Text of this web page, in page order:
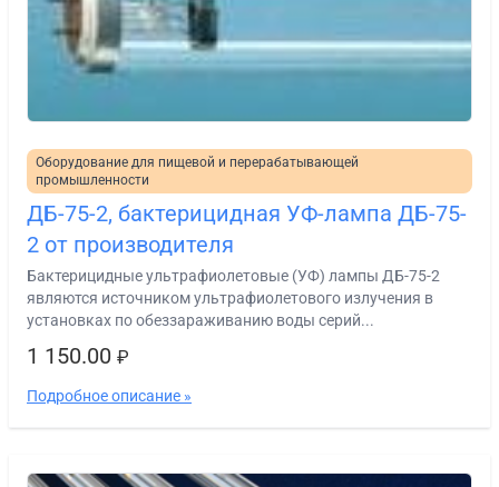
Оборудование для пищевой и перерабатывающей
промышленности
ДБ-75-2, бактерицидная УФ-лампа ДБ-75-
2 от производителя
Бактерицидные ультрафиолетовые (УФ) лампы ДБ-75-2
являются источником ультрафиолетового излучения в
установках по обеззараживанию воды серий...
1 150.00 ₽
Подробное описание »